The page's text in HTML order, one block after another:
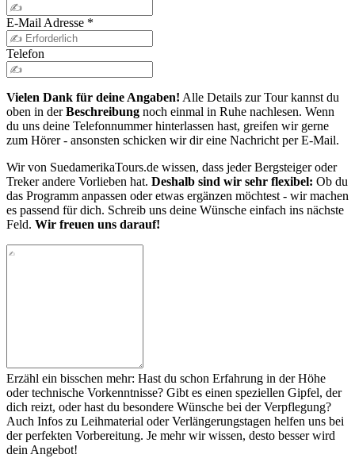
E-Mail Adresse *
Telefon
Vielen Dank für deine Angaben! Alle Details zur Tour kannst du
oben in derBeschreibung noch einmal in Ruhe nachlesen. Wenn
du uns deine Telefonnummer hinterlassen hast, greifen wir gerne
zum Hörer - ansonsten schicken wir dir eine Nachricht per E-Mail.
Wir von SuedamerikaTours.de wissen, dass jeder Bergsteiger oder
Treker andere Vorlieben hat. Deshalb sind wir sehr flexibel: Ob du
das Programm anpassen oder etwas ergänzen möchtest - wir machen
es passend für dich. Schreib uns deine Wünsche einfach ins nächste
Feld. Wir freuen uns darauf!
Erzähl ein bisschen mehr: Hast du schon Erfahrung in der Höhe
oder technische Vorkenntnisse? Gibt es einen speziellen Gipfel, der
dich reizt, oder hast du besondere Wünsche bei der Verpflegung?
Auch Infos zu Leihmaterial oder Verlängerungstagen helfen uns bei
der perfekten Vorbereitung. Je mehr wir wissen, desto besser wird
dein Angebot!